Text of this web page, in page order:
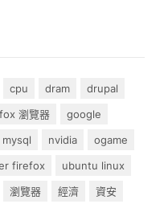
cpu dram
drupal
瀏覽器
google
mysql nvidia
ogame
firefox
ubuntu linux
瀏覽器 經濟
資安